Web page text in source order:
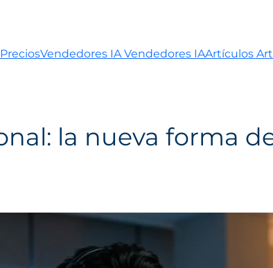
PreciosVendedores IA Vendedores IAArtículos
la nueva forma